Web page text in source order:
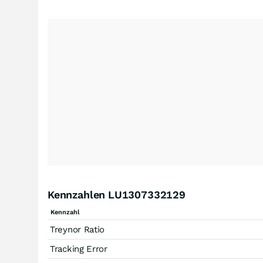
Kennzahlen LU1307332129
Kennzahl
Treynor Ratio
Tracking Error